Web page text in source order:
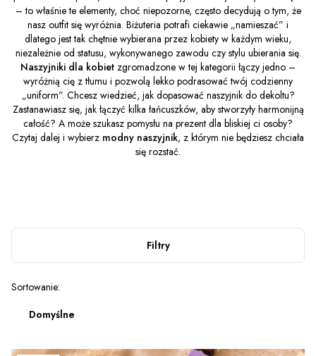
– to właśnie te elementy, choć niepozorne, często decydują o tym, że
nasz outfit się wyróżnia. Biżuteria potrafi ciekawie „namieszać” i
dlatego jest tak chętnie wybierana przez kobiety w każdym wieku,
niezależnie od statusu, wykonywanego zawodu czy stylu ubierania się.
Naszyjniki dla kobiet zgromadzone w tej kategorii łączy jedno –
wyróżnią cię z tłumu i pozwolą lekko podrasować twój codzienny
„uniform”. Chcesz wiedzieć, jak dopasować naszyjnik do dekoltu?
Zastanawiasz się, jak łączyć kilka łańcuszków, aby stworzyły harmonijną
całość? A może szukasz pomysłu na prezent dla bliskiej ci osoby?
Czytaj dalej i wybierz modny naszyjnik, z którym nie będziesz chciała
się rozstać.
Filtry
Lista produktów
Sortowanie:
Domyślne